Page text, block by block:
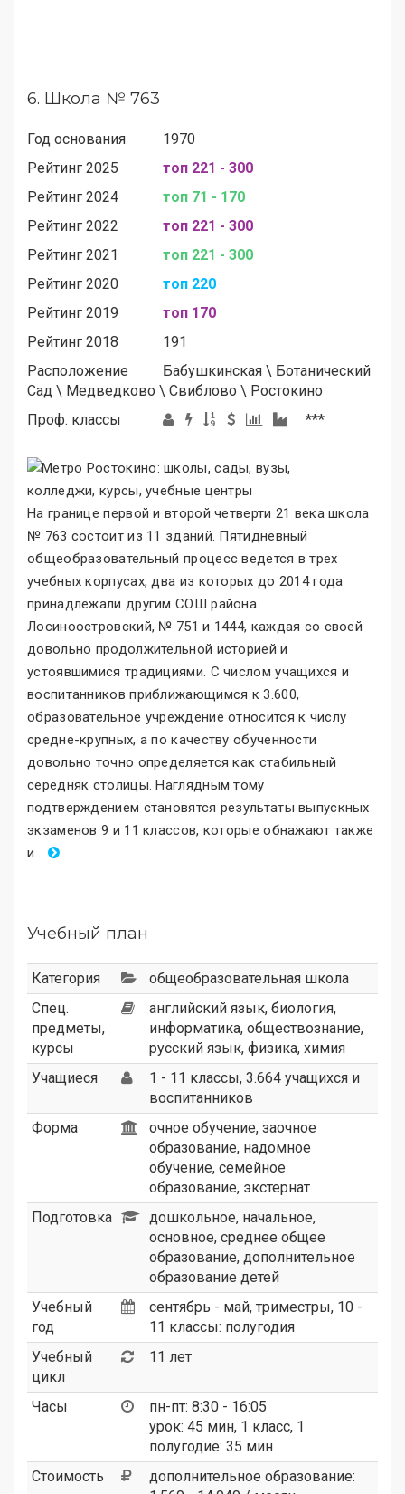
6. Школа № 763
Год основания
1970
Рейтинг 2025
топ 221 - 300
Рейтинг 2024
топ 71 - 170
Рейтинг 2022
топ 221 - 300
Рейтинг 2021
топ 221 - 300
Рейтинг 2020
топ 220
Рейтинг 2019
топ 170
Рейтинг 2018
191
Расположение
Бабушкинская \ Ботанический
Сад \ Медведково \ Свиблово \ Ростокино
Проф. классы
***
На границе первой и второй четверти 21 века школа
№ 763 состоит из 11 зданий. Пятидневный
общеобразовательный процесс ведется в трех
учебных корпусах, два из которых до 2014 года
принадлежали другим СОШ района
Лосиноостровский, № 751 и 1444, каждая со своей
довольно продолжительной историей и
устоявшимися традициями. С числом учащихся и
воспитанников приближающимся к 3.600,
образовательное учреждение относится к числу
средне-крупных, а по качеству обученности
довольно точно определяется как стабильный
середняк столицы. Наглядным тому
подтверждением становятся результаты выпускных
экзаменов 9 и 11 классов, которые обнажают также
и...
Учебный план
Категория
общеобразовательная школа
Спец.
предметы,
курсы
английский язык, биология,
информатика, обществознание,
русский язык, физика, химия
Учащиеся
1 - 11 классы, 3.664 учащихся и
воспитанников
Форма
очное обучение, заочное
образование, надомное
обучение, семейное
образование, экстернат
Подготовка
дошкольное, начальное,
основное, среднее общее
образование, дополнительное
образование детей
Учебный
год
сентябрь - май, триместры, 10 -
11 классы: полугодия
Учебный
цикл
11 лет
Часы
пн-пт: 8:30 - 16:05
урок: 45 мин, 1 класс, 1
полугодие: 35 мин
Стоимость
дополнительное образование: